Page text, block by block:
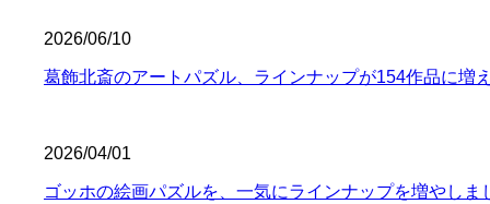
2026/06/10
葛飾北斎のアートパズル、ラインナップが154作品に増
2026/04/01
ゴッホの絵画パズルを、一気にラインナップを増やしま